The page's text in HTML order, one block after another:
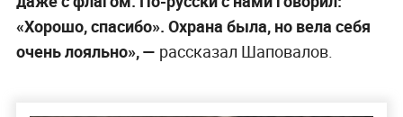
«Хорошо, спасибо». Охрана была, но вела себя
очень лояльно», — рассказал Шаповалов.